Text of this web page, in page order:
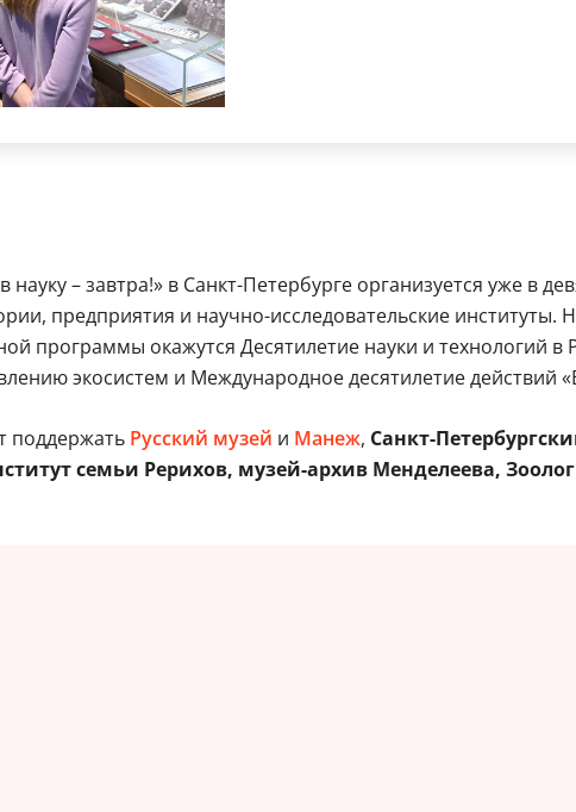
науку – завтра!» в Санкт-Петербурге организуется уже в
предприятия и научно-исследовательские
программы окажутся Десятилетие науки и технологий в
экосистем и Международное десятилетие действий
поддержать Русский музей и Манеж, Санкт-
семьи Рерихов, музей-архив Менделеева,